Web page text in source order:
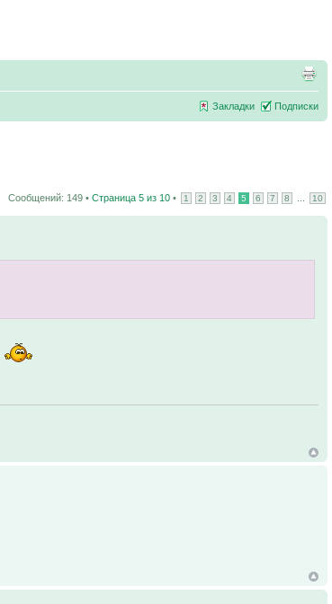
Закладки Подписки
Сообщений: 149 • Страница 5 из 10 • 1 2 3 4 5 6 7 8 10